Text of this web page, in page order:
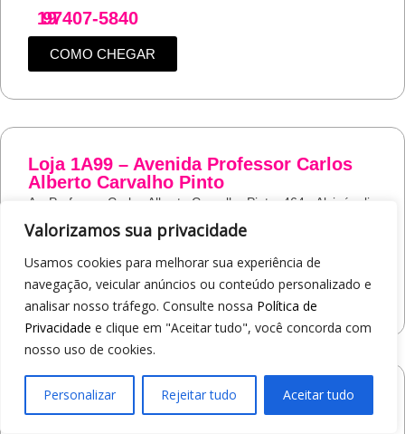
Valorizamos sua privacidade
Usamos cookies para melhorar sua experiência de
navegação, veicular anúncios ou conteúdo personalizado e
analisar nosso tráfego. Consulte nossa Política de
Privacidade e clique em "Aceitar tudo", você concorda com
nosso uso de cookies.
Personalizar Rejeitar tudo Aceitar tudo
19
97407-5840
COMO CHEGAR
Loja 1A99 – Avenida Professor Carlos
Alberto Carvalho Pinto
Av. Professor Carlos Alberto Carvalho Pinto, 464 - Alvinópolis
Atibaia/SP
97405-8547
COMO CHEGAR
Loja 1A99 – Shopping Praça Nova